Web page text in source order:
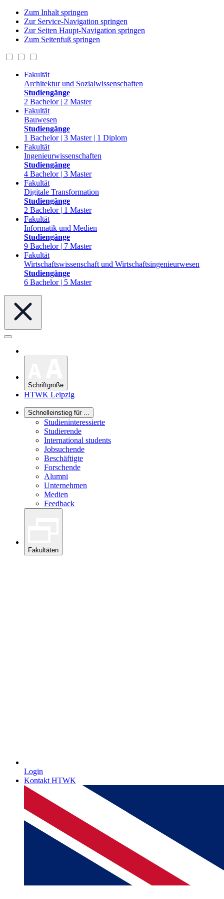
Zum Inhalt springen
Zur Service-Navigation springen
Zur Seiten Haupt-Navigation springen
Zum Seitenfuß springen
Fakultät
Architektur und Sozialwissenschaften
Studiengänge
2 Bachelor | 2 Master
Fakultät
Bauwesen
Studiengänge
1 Bachelor | 3 Master | 1 Diplom
Fakultät
Ingenieurwissenschaften
Studiengänge
4 Bachelor | 3 Master
Fakultät
Digitale Transformation
Studiengänge
2 Bachelor | 1 Master
Fakultät
Informatik und Medien
Studiengänge
9 Bachelor | 7 Master
Fakultät
Wirtschaftswissenschaft und Wirtschaftsingenieurwesen
Studiengänge
6 Bachelor | 5 Master
Schriftgröße
HTWK Leipzig
Schnelleinstieg für ...
Studieninteressierte
Studierende
International students
Jobsuchende
Beschäftigte
Forschende
Alumni
Unternehmen
Medien
Feedback
Fakultäten
Login
Kontakt HTWK